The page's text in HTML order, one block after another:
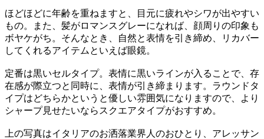
ほどほどに年齢を重ねますと、目元に疲れやシワが出やすい
もの。また、髪がロマンスグレーになれば、顔周りの印象も
ボヤケがち。そんなとき、自然と表情を引き締め、リカバー
してくれるアイテムといえば眼鏡。
定番は黒いセルタイプ。表情に黒いラインが入ることで、存
在感が際立つと同時に、表情が引き締まります。ラウンドタ
イプはどちらかというと優しい雰囲気になりますので、より
シャープ見せたいならスクエアタイプがおすすめ。
上の写真はイタリアのお洒落業界人のおひとり、アレッサン